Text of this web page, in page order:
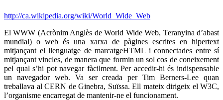
http://ca.wikipedia.org/wiki/World_Wide_Web
El WWW (Acrònim Anglès de World Wide Web, Teranyina d’abast
mundial) o web és una xarxa de pàgines escrites en hipertext
mitjançant el llenguatge de marcatgeHTML i connectades entre sí
mitjançant vincles, de manera que formin un sol cos de coneixement
pel qual s’hi pot navegar fàcilment. Per accedir-hi és indispensable
un navegador web. Va ser creada per Tim Berners-Lee quan
treballava al CERN de Ginebra, Suïssa. Ell mateix dirigeix el W3C,
l’organisme encarregat de mantenir-ne el funcionament.